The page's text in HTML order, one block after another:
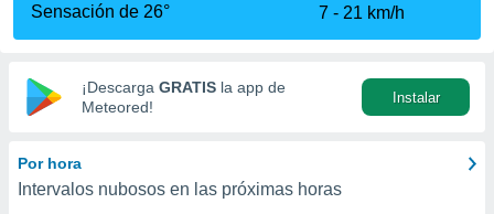
a este
las
y
digital
basada
Sensación de 26°
7
21 km/h
¡Descarga GRATIS la app de
Meteored!
Instalar
Por hora
Intervalos nubosos en las próximas horas